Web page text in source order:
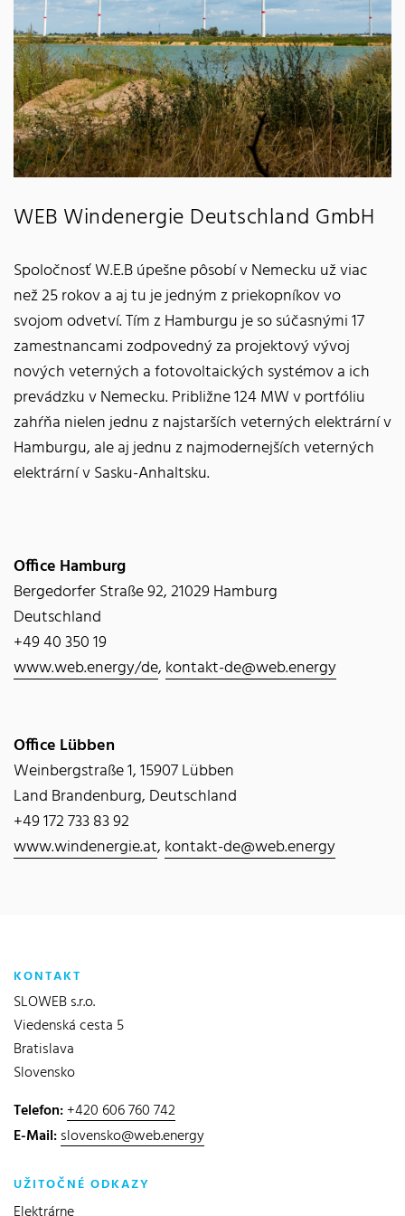
WEB Windenergie Deutschland GmbH
Spoločnosť W.E.B úpešne pôsobí v Nemecku už viac
než 25 rokov a aj tu je jedným z priekopníkov vo
svojom odvetví. Tím z Hamburgu je so súčasnými 17
zamestnancami zodpovedný za projektový vývoj
nových veterných a fotovoltaických systémov a ich
prevádzku v Nemecku. Približne 124 MW v portfóliu
zahŕňa nielen jednu z najstarších veterných elektrární v
Hamburgu, ale aj jednu z najmodernejších veterných
elektrární v Sasku-Anhaltsku.
Office Hamburg
Bergedorfer Straße 92, 21029 Hamburg
Deutschland
+49 40 350 19
www.web.energy/de, kontakt-de@web.energy
Office Lübben
Weinbergstraße 1, 15907 Lübben
Land Brandenburg, Deutschland
+49 172 733 83 92
www.windenergie.at, kontakt-de@web.energy
KONTAKT
SLOWEB s.r.o.
Viedenská cesta 5
Bratislava
Slovensko
Telefon:+420 606 760 742
E-Mail:slovensko@web.energy
UŽITOČNÉ ODKAZY